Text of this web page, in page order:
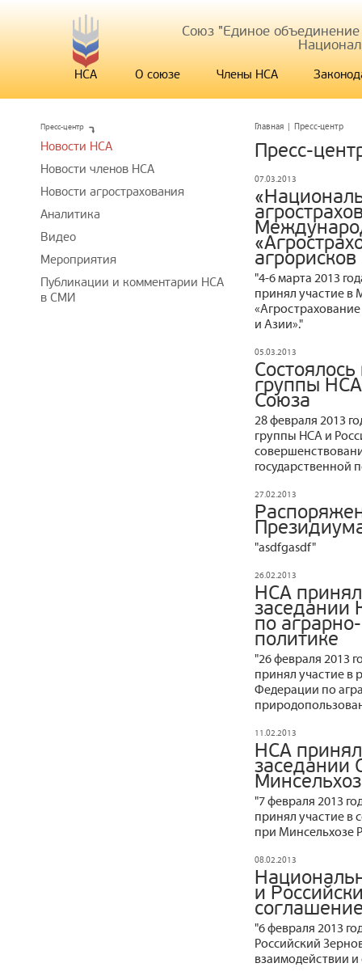
Союз "Единое
НСА О союзе Члены НСА
Главная | Пресс-центр
Пресс-
07.03.2013
"4-6 марта 2013
принял участие
и Азии»."
05.03.2013
группы
Союза
28 февраля 2013
группы НСА и
государственной
27.02.2013
"asdfgasdf"
26.02.2013
НСА
заседании
по
политике
"26 февраля 2013
принял участие в
Федерации по
11.02.2013
НСА
заседании
"7 февраля 2013
принял участие в
при Минсельхозе
08.02.2013
и
"6 февраля 2013
Российский
взаимодействии и
Пресс-центр
Новости НСА
Новости членов НСА
Новости агрострахования
Аналитика
Видео
Мероприятия
Публикации и комментарии НСА
в СМИ